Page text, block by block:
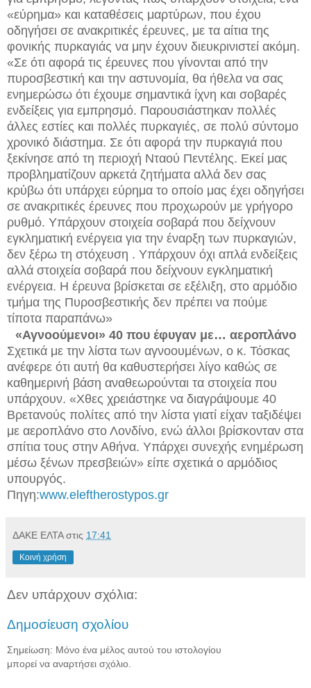
«εύρημα» και καταθέσεις μαρτύρων, που έχου
οδηγήσει σε ανακριτικές έρευνες, με τα αίτια της
φονικής πυρκαγιάς να μην έχουν διευκρινιστεί ακόμη.
«Σε ότι αφορά τις έρευνες που γίνονται από την
πυροσβεστική και την αστυνομία, θα ήθελα να σας
ενημερώσω ότι έχουμε σημαντικά ίχνη και σοβαρές
ενδείξεις για εμπρησμό. Παρουσιάστηκαν πολλές
άλλες εστίες και πολλές πυρκαγιές, σε πολύ σύντομο
χρονικό διάστημα. Σε ότι αφορά την πυρκαγιά που
ξεκίνησε από τη περιοχή Νταού Πεντέλης. Εκεί μας
προβληματίζουν αρκετά ζητήματα αλλά δεν σας
κρύβω ότι υπάρχει εύρημα το οποίο μας έχει οδηγήσει
σε ανακριτικές έρευνες που προχωρούν με γρήγορο
ρυθμό. Υπάρχουν στοιχεία σοβαρά που δείχνουν
εγκληματική ενέργεια για την έναρξη των πυρκαγιών,
δεν ξέρω τη στόχευση . Υπάρχουν όχι απλά ενδείξεις
αλλά στοιχεία σοβαρά που δείχνουν εγκληματική
ενέργεια. Η έρευνα βρίσκεται σε εξέλιξη, στο αρμόδιο
τμήμα της Πυροσβεστικής δεν πρέπει να πούμε
τίποτα παραπάνω»
«Αγνοούμενοι» 40 που έφυγαν με… αεροπλάνο
Σχετικά με την λίστα των αγνοουμένων, ο κ. Τόσκας
ανέφερε ότι αυτή θα καθυστερήσει λίγο καθώς σε
καθημερινή βάση αναθεωρούνται τα στοιχεία που
υπάρχουν. «Χθες χρειάστηκε να διαγράψουμε 40
Βρετανούς πολίτες από την λίστα γιατί είχαν ταξιδέψει
με αεροπλάνο στο Λονδίνο, ενώ άλλοι βρίσκονταν στα
σπίτια τους στην Αθήνα. Υπάρχει συνεχής ενημέρωση
μέσω ξένων πρεσβειών» είπε σχετικά ο αρμόδιος
υπουργός.
Πηγη:www.eleftherostypos.gr
ΔΑΚΕ ΕΛΤΑ στις 17:41
Κοινή χρήση
Δεν υπάρχουν σχόλια:
Δημοσίευση σχολίου
Σημείωση: Μόνο ένα μέλος αυτού του ιστολογίου
μπορεί να αναρτήσει σχόλιο.